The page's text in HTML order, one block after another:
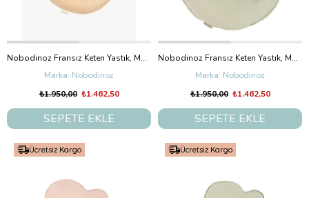
Nobodinoz Fransız Keten Yastık, Moon Sand
Nobodinoz
₺1.462,50
₺1.950,00
SEPETE EKLE
Nobodinoz Fransız Keten Yastık, Moon Green Matcha
Nobodinoz
₺1.462,50
₺1.950,00
SEPETE EKLE
Ücretsiz Kargo Ücretsiz Kargo